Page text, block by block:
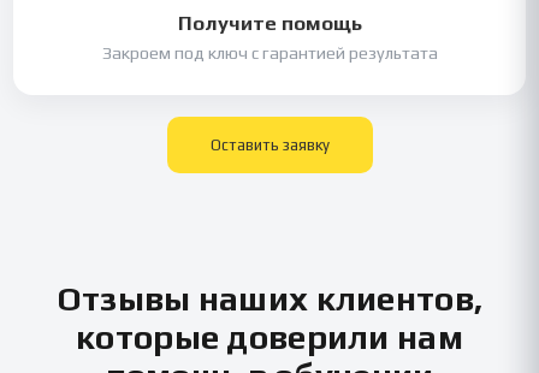
Получите помощь
Закроем под ключ с гарантией результата
Оставить заявку
Отзывы наших клиентов,
которые доверили нам